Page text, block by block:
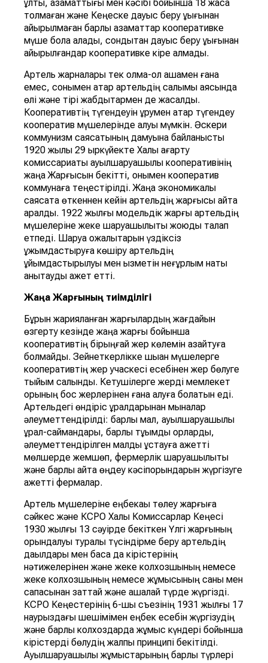
ұлты, азаматтығы мен кәсібі бойынша 18 жасқа
толмаған және Кеңеске дауыс беру құқығынан
айырылмаған барлық азаматтар кооперативке
мүше бола алады, сондықтан дауыс беру құқығынан
айырылғандар кооперативке кіре алмады.
Артель жарналары тек қолма-қол ақшамен ғана
емес, сонымен қатар артельдің салымы аясында
өлі және тірі жабдықтармен де жасалды.
Кооперативтің түгендеуін құрумен қатар түгендеу
кооператив мүшелерінде қалуы мүмкін. Әскери
коммунизм саясатының дамуына байланысты
1920 жылы 29 қыркүйекте Халық ағарту
комиссариаты ауылшаруашылық кооперативінің
жаңа Жарғысын бекітті, онымен кооператив
коммунаға теңестірілді. Жаңа экономикалық
саясатқа өткеннен кейін артельдің жарғысы қайта
қаралды. 1922 жылғы модельдік жарғы артельдің
мүшелеріне жеке шаруашылықты жоюды талап
етпеді. Шаруа қожалықтарын үздіксіз
ұжымдастыруға көшіру артельдің
ұйымдастырылуы мен қызметін неғұрлым нақты
анықтауды қажет етті.
Жаңа Жарғының тиімділігі
Бұрын жарияланған жарғылардың жағдайын
өзгерту кезінде жаңа жарғы бойынша
кооперативтің бірыңғай жер көлемін азайтуға
болмайды. Зейнеткерлікке шыққан мүшелерге
кооперативтің жер учаскесі есебінен жер бөлуге
тыйым салынды. Кетушілерге жерді мемлекет
қорының бос жерлерінен ғана алуға болатын еді.
Артельдегі өндіріс құралдарынан мыналар
әлеуметтендірілді: барлық мал, ауылшаруашылық
құрал-саймандары, барлық тұқымдық қорларды,
әлеуметтендірілген малды ұстауға қажетті
мөлшерде жемшөп, фермерлік шаруашылықты
және барлық қайта өңдеу кәсіпорындарын жүргізуге
қажетті фермалар.
Артель мүшелеріне еңбекақы төлеу жарғыға
сәйкес және КСРО Халық Комиссарлар Кеңесі
1930 жылғы 13 сәуірде бекіткен Үлгі жарғының
орындалуы туралы түсіндірме беру артельдің
дақылдары мен басқа да кірістерінің
нәтижелерінен және жеке колхозшының немесе
жеке колхозшының немесе жұмысының саны мен
сапасынан заттай және ақшалай түрде жүргізді.
КСРО Кеңестерінің 6-шы съезінің 1931 жылғы 17
наурыздағы шешімімен еңбек есебін жүргізудің
және барлық колхоздарда жұмыс күндері бойынша
кірістерді бөлудің жалпы принципі бекітілді.
Ауылшаруашылық жұмыстарының барлық түрлері